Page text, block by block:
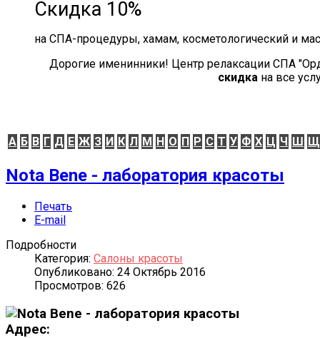
Скидка 10%
на СПА-процедуры, хамам, косметологический и
Дорогие именинники! Центр релаксации СПА
скидкана все
А Б В Г Д Е Ж З И К Л М Н О П Р С Т У Ф Х Ц Ч Ш Щ
Nota Bene - лаборатория красоты
Печать
E-mail
Подробности
Категория: Салоны красоты
Опубликовано: 24 Октябрь 2016
Просмотров: 626
Адрес: